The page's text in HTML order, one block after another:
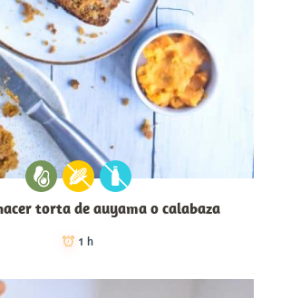
torta de auyama o calabaza
1 h